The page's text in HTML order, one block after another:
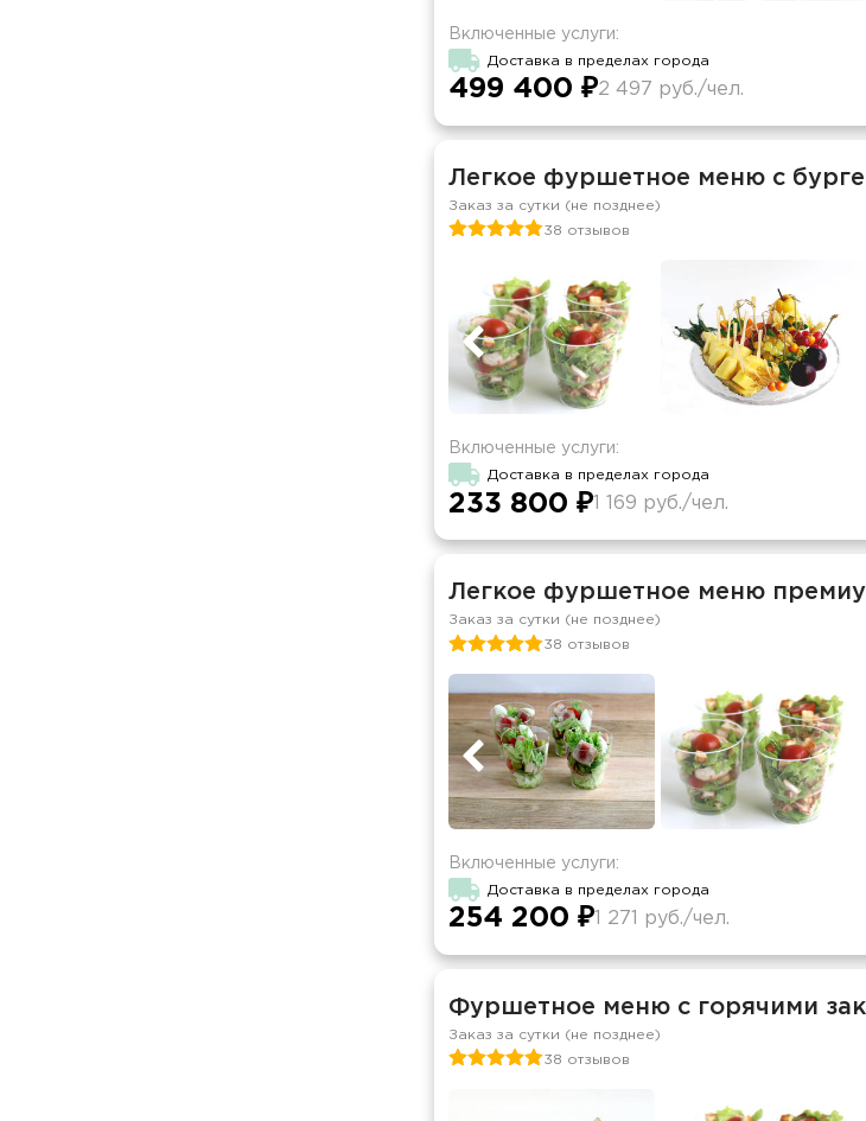
Включенные услуги:
Доставка в пределах города
499 400 ₽2 497 руб./чел.
Легкое фуршетное меню с
Заказ за сутки (не позднее)
38 отзывов
Включенные услуги:
Доставка в пределах города
233 800 ₽ 1 169 руб./чел.
Легкое фуршетное меню
Заказ за сутки (не позднее)
38 отзывов
Включенные услуги:
Доставка в пределах города
254 200 ₽1 271 руб./чел.
Фуршетное меню с горячими
Заказ за сутки (не позднее)
38 отзывов